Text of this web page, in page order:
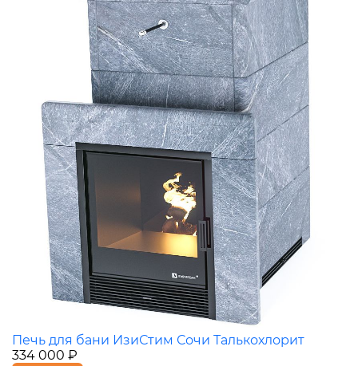
Печь для бани ИзиСтим Сочи Талькохлорит
334 000 ₽